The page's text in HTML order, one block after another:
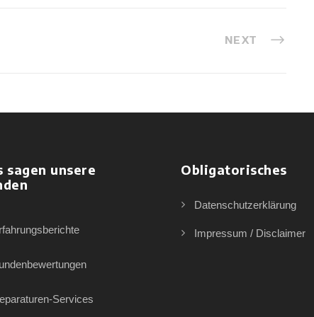
NEXT
sagen unsere
Services
Obligatorisches
Datenschutzerklärung
Impressum / Disclaimer